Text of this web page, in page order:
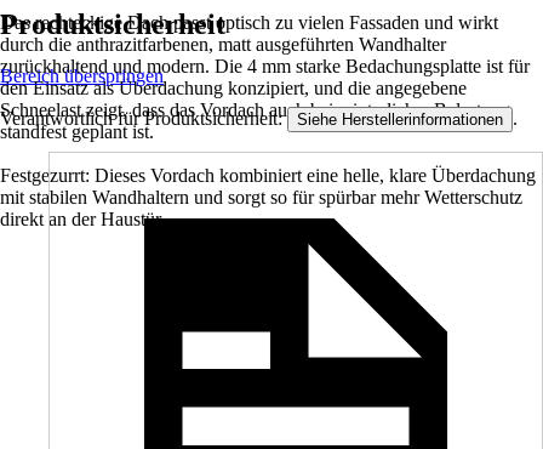
Das rechteckige Dach passt optisch zu vielen Fassaden und wirkt
durch die anthrazitfarbenen, matt ausgeführten Wandhalter
zurückhaltend und modern. Die 4 mm starke Bedachungsplatte ist für
den Einsatz als Überdachung konzipiert, und die angegebene
Schneelast zeigt, dass das Vordach auch bei winterlicher Belastung
standfest geplant ist.
Festgezurrt: Dieses Vordach kombiniert eine helle, klare Überdachung
mit stabilen Wandhaltern und sorgt so für spürbar mehr Wetterschutz
direkt an der Haustür.
Produktsicherheit
Bereich überspringen
Verantwortlich für Produktsicherheit: Siehe Herstellerinformationen .